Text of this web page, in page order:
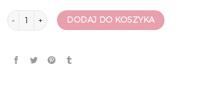
ilość nescior butyDODAJ DO KOSZYKA